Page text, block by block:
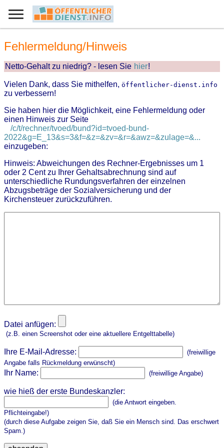
Fehlermeldung/Hinweis
Netto-Gehalt zu niedrig? - lesen Sie hier!
Vielen Dank, dass Sie mithelfen, öffentlicher-dienst.info
zu verbessern!
Sie haben hier die Möglichkeit, eine Fehlermeldung oder
einen Hinweis zur Seite
/c/t/rechner/tvoed/bund?id=tvoed-bund-
2022&g=E_13&s=3&f=&z=&zv=&r=&awz=&zulage=&...
einzugeben:
Hinweis: Abweichungen des Rechner-Ergebnisses um 1
oder 2 Cent zu Ihrer Gehaltsabrechnung sind auf
unterschiedliche Rundungsverfahren der einzelnen
Abzugsbeträge der Sozialversicherung und der
Kirchensteuer zurückzuführen.
Datei anfügen:
(z.B. einen Screenshot oder eine aktuellere Entgelttabelle)
Ihre E-Mail-Adresse:
(freiwillige
Angabe falls Rückmeldung erwünscht)
Ihr Name: (freiwillige Angabe)
wie hieß der erste Bundeskanzler:
(die Antwort eingeben.
Pflichteingabe!)
(durch diese Aufgabe zeigen Sie, daß Sie ein Mensch sind. Das erschwert
Spam.)